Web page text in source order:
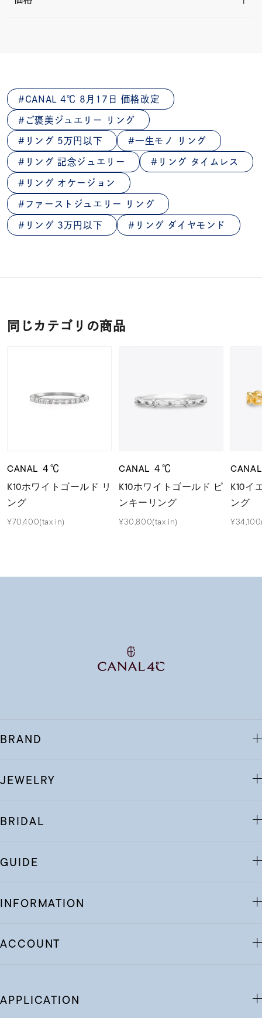
CANAL 4℃ 8月17日 価格改定
ご褒美ジュエリー リング
リング 5万円以下 一生モノ リング
リング 記念ジュエリー リング タイムレス
リング オケージョン
ファーストジュエリー リング
リング 3万円以下 リング ダイヤモンド
同じカテゴリの商品
CANAL ４℃
K10ホワイトゴールド リ
ング
¥70,400(tax in)
CANAL ４℃
K10ホワイトゴールド ピ
ンキーリング
¥30,800(tax in)
K10イ
ング
BRAND
JEWELRY
BRIDAL
GUIDE
INFORMATION
ACCOUNT
APPLICATION